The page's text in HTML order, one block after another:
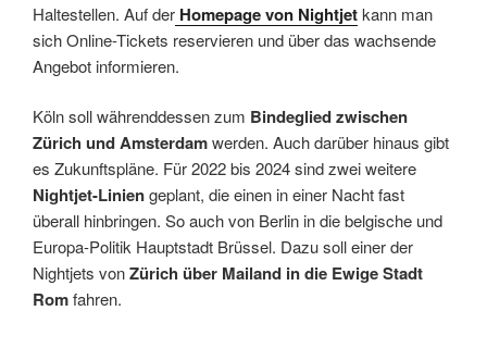
Haltestellen. Auf der Homepage von Nightjetkann man
sich Online-Tickets reservieren und über das wachsende
Angebot informieren.
Köln soll währenddessen zum Bindeglied zwischen
Zürich und Amsterdamwerden. Auch darüber hinaus gibt
es Zukunftspläne. Für 2022 bis 2024 sind zwei weitere
Nightjet-Liniengeplant, die einen in einer Nacht fast
überall hinbringen. So auch von Berlin in die belgische und
Europa-Politik Hauptstadt Brüssel. Dazu soll einer der
Nightjets vonZürich über Mailand in die Ewige Stadt
Romfahren.